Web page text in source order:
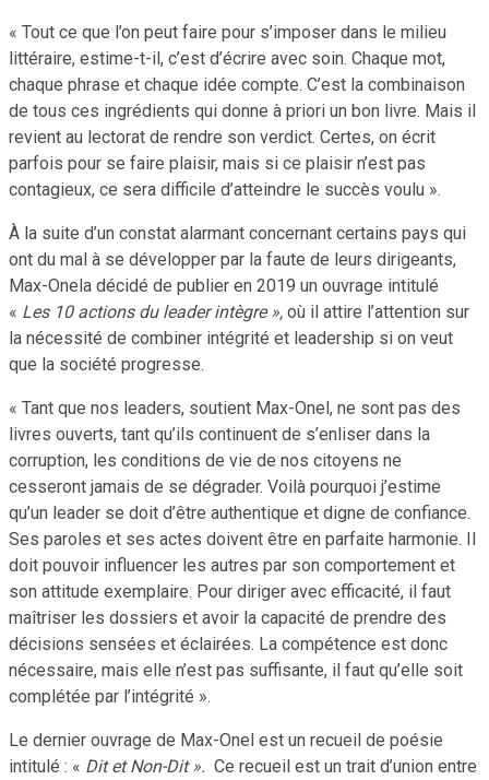
« Tout ce que l’on peut faire pour s’imposer dans le milieu
littéraire, estime-t-il, c’est d’écrire avec soin. Chaque mot,
chaque phrase et chaque idée compte. C’est la combinaison
de tous ces ingrédients qui donne à priori un bon livre. Mais il
revient au lectorat de rendre son verdict. Certes, on écrit
parfois pour se faire plaisir, mais si ce plaisir n’est pas
contagieux, ce sera difficile d’atteindre le succès voulu ».
À la suite d’un constat alarmant concernant certains pays qui
ont du mal à se développer par la faute de leurs dirigeants,
Max-Onela décidé de publier en 2019 un ouvrage intitulé
« Les 10 actions du leader intègre », où il attire l’attention sur
la nécessité de combiner intégrité et leadership si on veut
que la société progresse.
« Tant que nos leaders, soutient Max-Onel, ne sont pas des
livres ouverts, tant qu’ils continuent de s’enliser dans la
corruption, les conditions de vie de nos citoyens ne
cesseront jamais de se dégrader. Voilà pourquoi j’estime
qu’un leader se doit d’être authentique et digne de confiance.
Ses paroles et ses actes doivent être en parfaite harmonie. Il
doit pouvoir influencer les autres par son comportement et
son attitude exemplaire. Pour diriger avec efficacité, il faut
maîtriser les dossiers et avoir la capacité de prendre des
décisions sensées et éclairées. La compétence est donc
nécessaire, mais elle n’est pas suffisante, il faut qu’elle soit
complétée par l’intégrité ».
Le dernier ouvrage de Max-Onel est un recueil de poésie
intitulé : « Dit et Non-Dit ». Ce recueil est un trait d’union entre